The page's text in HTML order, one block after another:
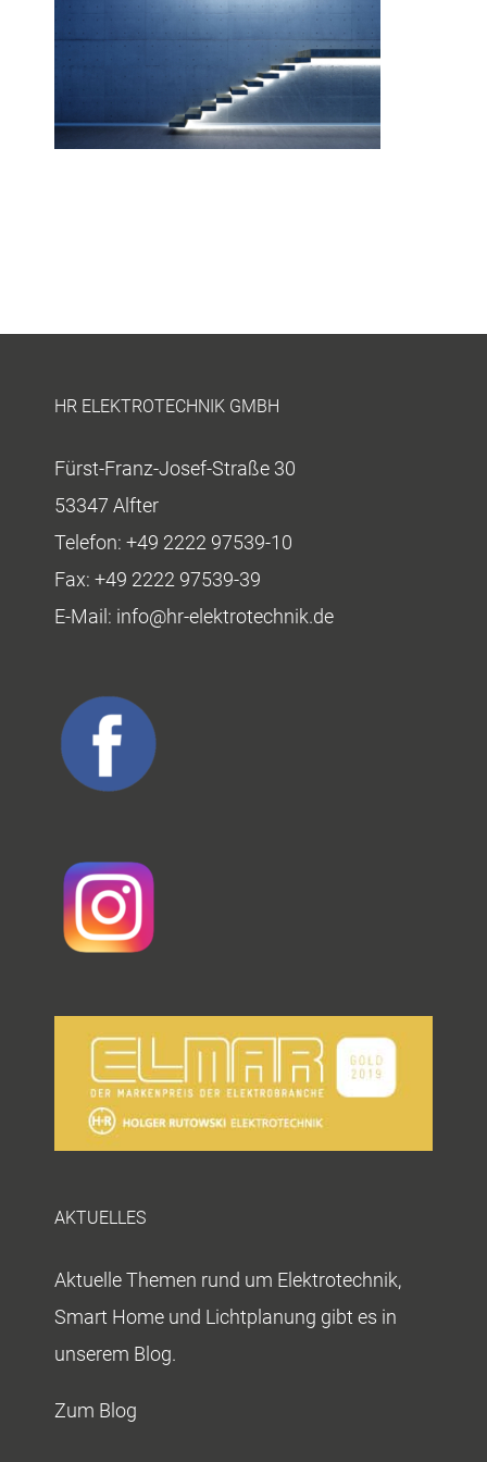
HR ELEKTROTECHNIK GMBH
Fürst-Franz-Josef-Straße 30
53347 Alfter
Telefon: +49 2222 97539-10
Fax: +49 2222 97539-39
E-Mail: info@hr-elektrotechnik.de
AKTUELLES
Aktuelle Themen rund um Elektrotechnik,
Smart Home und Lichtplanung gibt es in
unserem Blog.
Zum Blog